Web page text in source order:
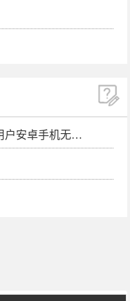
电报下载--纸飞机更新--有些用户安卓手机无法更新电报软件